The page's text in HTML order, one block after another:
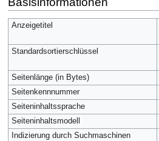
Navigation
springen
Suche
springen
Anzeigetitel
Standardsortierschlüssel
Seitenlänge (in Bytes)
Seitenkennnummer
Seiteninhaltssprache
Seiteninhaltsmodell
Indizierung durch Suchmaschinen